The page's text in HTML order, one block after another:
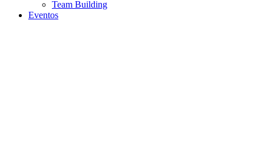
Team Building
Eventos